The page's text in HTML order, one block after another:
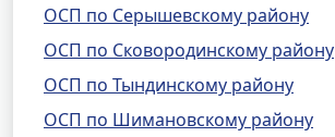
ОСП по Серышевскому району
ОСП по Сковородинскому району
ОСП по Тындинскому району
ОСП по Шимановскому району